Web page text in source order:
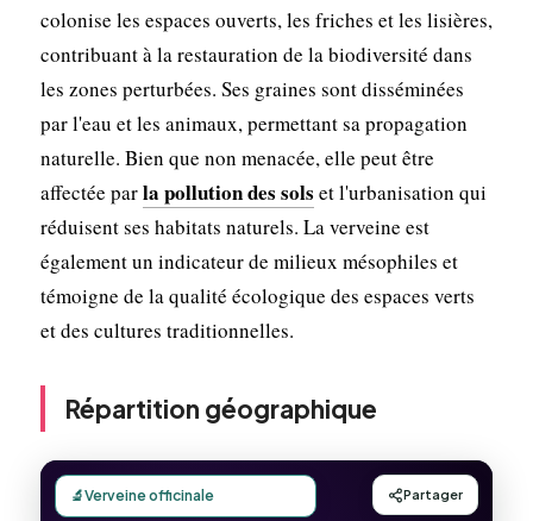
colonise les espaces ouverts, les friches et les lisières,
contribuant à la restauration de la biodiversité dans
les zones perturbées. Ses graines sont disséminées
par l'eau et les animaux, permettant sa propagation
naturelle. Bien que non menacée, elle peut être
affectée parla pollution des sols et l'urbanisation qui
réduisent ses habitats naturels. La verveine est
également un indicateur de milieux mésophiles et
témoigne de la qualité écologique des espaces verts
et des cultures traditionnelles.
Répartition géographique